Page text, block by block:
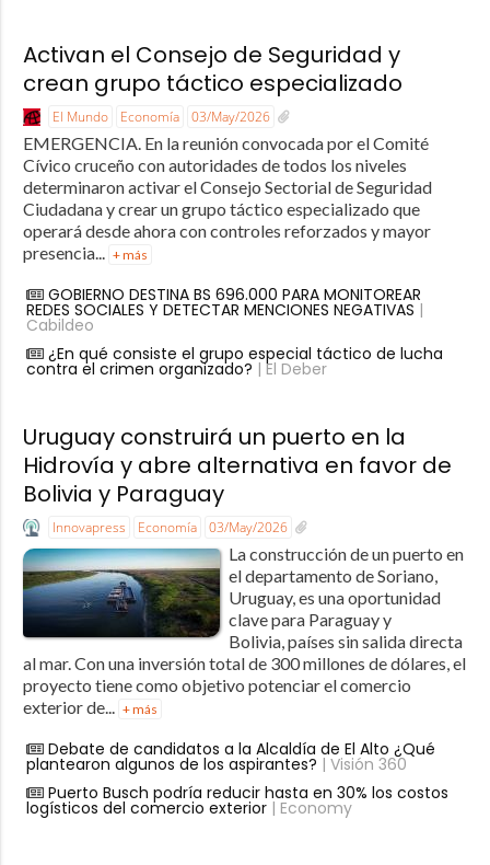
Activan el Consejo de Seguridad y
crean grupo táctico especializado
El Mundo Economía 03/May/2026
EMERGENCIA. En la reunión convocada por el Comité
Cívico cruceño con autoridades de todos los niveles
determinaron activar el Consejo Sectorial de Seguridad
Ciudadana y crear un grupo táctico especializado que
operará desde ahora con controles reforzados y mayor
presencia... + más
GOBIERNO DESTINA BS 696.000 PARA MONITOREAR
REDES SOCIALES Y DETECTAR MENCIONES NEGATIVAS |
Cabildeo
¿En qué consiste el grupo especial táctico de lucha
contra el crimen organizado? | El Deber
Uruguay construirá un puerto en la
Hidrovía y abre alternativa en favor de
Bolivia y Paraguay
Innovapress Economía 03/May/2026
La construcción de un puerto en
el departamento de Soriano,
Uruguay, es una oportunidad
clave para Paraguay y
Bolivia, países sin salida directa
al mar. Con una inversión total de 300 millones de dólares, el
proyecto tiene como objetivo potenciar el comercio
exterior de... + más
Debate de candidatos a la Alcaldía de El Alto ¿Qué
plantearon algunos de los aspirantes? | Visión 360
Puerto Busch podría reducir hasta en 30% los costos
logísticos del comercio exterior| Economy